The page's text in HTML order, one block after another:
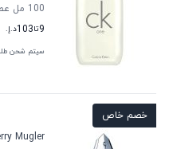
100 مل عطر
9تا103د.إ.
سيتم شحن طلبك
خصم خاص
Mugler